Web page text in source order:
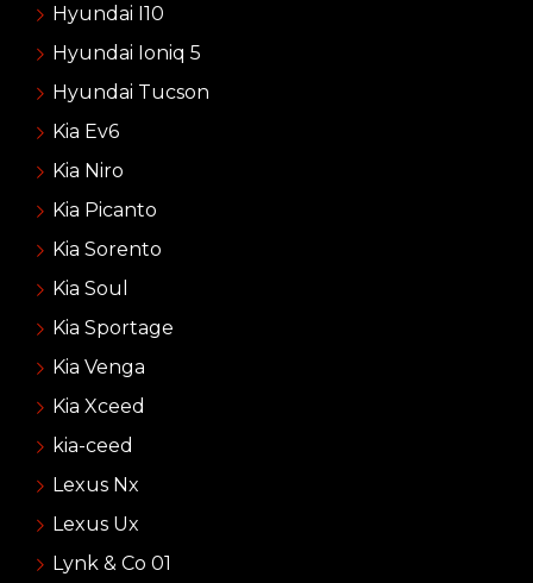
Hyundai I10
Hyundai Ioniq 5
Hyundai Tucson
Kia Ev6
Kia Niro
Kia Picanto
Kia Sorento
Kia Soul
Kia Sportage
Kia Venga
Kia Xceed
kia-ceed
Lexus Nx
Lexus Ux
Lynk & Co 01